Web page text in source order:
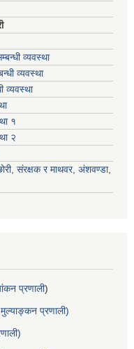
व्यवस्था
व्यवस्था
व्यवस्था
१
२
संरक्षक र माथवर, अंशवण्डा,
प्रणाली)
प्रणाली)